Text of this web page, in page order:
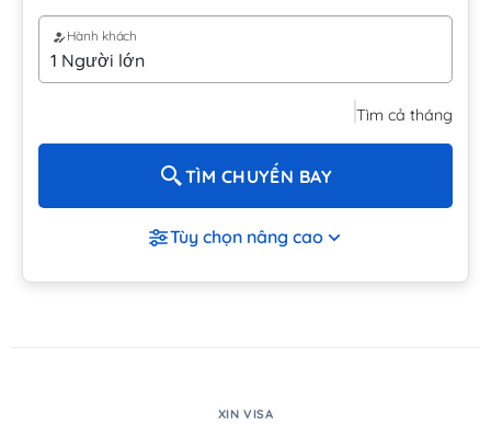
Hành khách
Tìm cả tháng
TÌM CHUYẾN BAY
Tùy chọn nâng cao
XIN VISA